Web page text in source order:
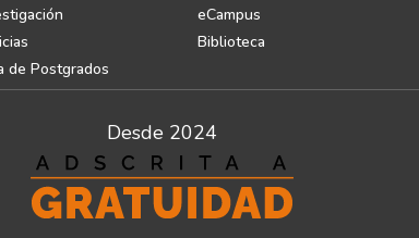
de Postgrados
eCampus
Biblioteca
Desde 2024